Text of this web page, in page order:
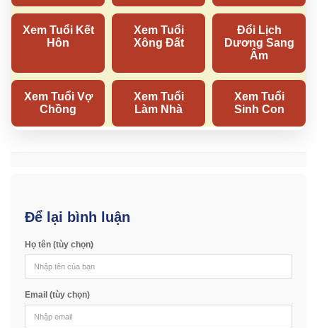
Để lại bình luận
Họ tên (tùy chọn)
Email (tùy chọn)